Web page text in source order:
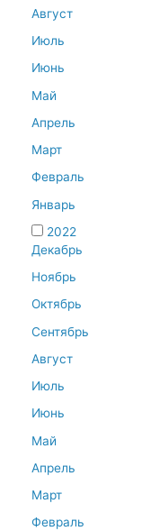
Август
Июль
Июнь
Май
Апрель
Март
Февраль
Январь
2022
Декабрь
Ноябрь
Октябрь
Сентябрь
Август
Июль
Июнь
Май
Апрель
Март
Февраль